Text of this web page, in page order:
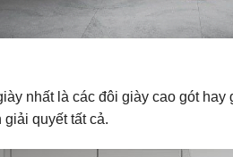
nhất là các đôi giày cao gót
quyết tất cả.